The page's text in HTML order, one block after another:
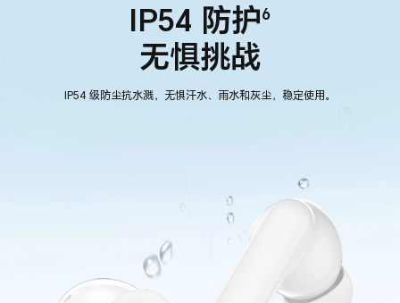
IP54 防护6
无惧挑战
IP54 级防尘抗水溅，无惧汗水、雨水和灰尘，稳定使用。